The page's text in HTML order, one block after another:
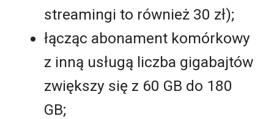
streamingi to również 30 zł);
łącząc abonament komórkowy
z inną usługą liczba gigabajtów
zwiększy się z 60 GB do 180
GB;